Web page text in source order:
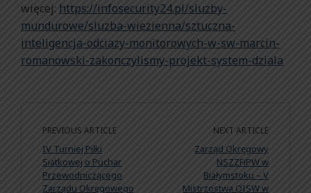
więcej: https://infosecurity24.pl/sluzby-
mundurowe/sluzba-wiezienna/sztuczna-
inteligencja-odciazy-monitorowych-w-sw-marcin-
romanowski-zakonczylismy-projekt-system-dziala
PREVIOUS ARTICLE
IV Turniej Piłki
Siatkowej o Puchar
Przewodniczącego
Zarządu Okręgowego
NEXT ARTICLE
Zarząd Okręgowy
NSZZFiPW w
Białymstoku – V
Mistrzostwa OISW w